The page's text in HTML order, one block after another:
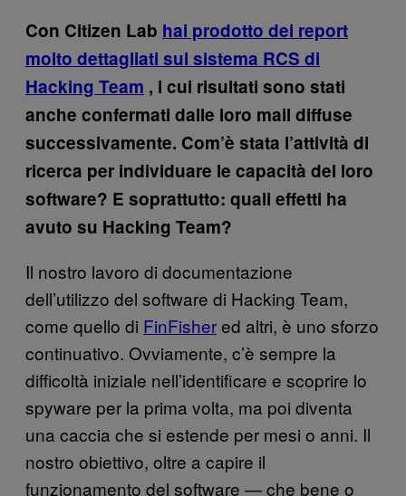
Con Citizen Lab hai prodotto dei report
molto dettagliati sul sistema RCS di
Hacking Team , i cui risultati sono stati
anche confermati dalle loro mail diffuse
successivamente. Com’è stata l’attività di
ricerca per individuare le capacità del loro
software? E soprattutto: quali effetti ha
avuto su Hacking Team?
Il nostro lavoro di documentazione
dell’utilizzo del software di Hacking Team,
come quello di FinFishered altri, è uno sforzo
continuativo. Ovviamente, c’è sempre la
difficoltà iniziale nell’identificare e scoprire lo
spyware per la prima volta, ma poi diventa
una caccia che si estende per mesi o anni. Il
nostro obiettivo, oltre a capire il
funzionamento del software — che bene o